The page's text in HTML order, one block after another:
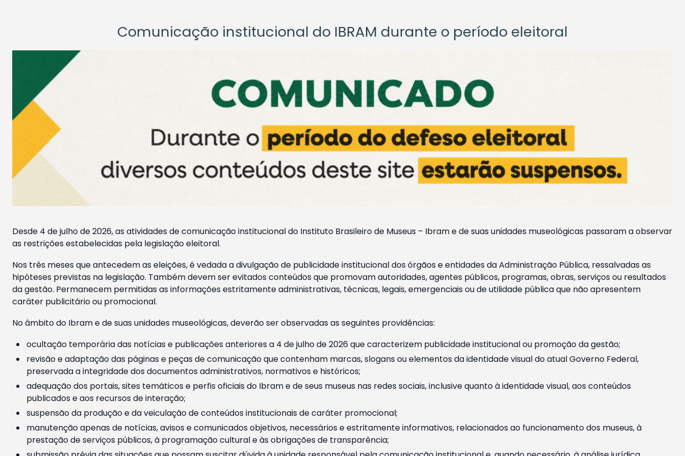
Comunicação institucional do IBRAM durante o período eleitoral
Desde 4 de julho de 2026, as atividades de comunicação institucional do Instituto Brasileiro de Museus – Ibram e de suas unidades museológicas passaram a observar
as restrições estabelecidas pela legislação eleitoral.
Nos três meses que antecedem as eleições, é vedada a divulgação de publicidade institucional dos órgãos e entidades da Administração Pública, ressalvadas as
hipóteses previstas na legislação. Também devem ser evitados conteúdos que promovam autoridades, agentes públicos, programas, obras, serviços ou resultados
da gestão. Permanecem permitidas as informações estritamente administrativas, técnicas, legais, emergenciais ou de utilidade pública que não apresentem
caráter publicitário ou promocional.
No âmbito do Ibram e de suas unidades museológicas, deverão ser observadas as seguintes providências:
ocultação temporária das notícias e publicações anteriores a 4 de julho de 2026 que caracterizem publicidade institucional ou promoção da gestão;
revisão e adaptação das páginas e peças de comunicação que contenham marcas, slogans ou elementos da identidade visual do atual Governo Federal,
preservada a integridade dos documentos administrativos, normativos e históricos;
adequação dos portais, sites temáticos e perfis oficiais do Ibram e de seus museus nas redes sociais, inclusive quanto à identidade visual, aos conteúdos
publicados e aos recursos de interação;
suspensão da produção e da veiculação de conteúdos institucionais de caráter promocional;
manutenção apenas de notícias, avisos e comunicados objetivos, necessários e estritamente informativos, relacionados ao funcionamento dos museus, à
prestação de serviços públicos, à programação cultural e às obrigações de transparência;